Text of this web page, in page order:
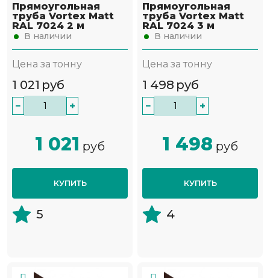
Прямоугольная
труба Vortex Matt
RAL 7024 2 м
В наличии
Цена за тонну
1 021 руб
− +
1 021 руб
КУПИТЬ
5
Прямоугольная
труба Vortex Matt
RAL 7024 3 м
В наличии
Цена за тонну
1 498 руб
− +
1 498 руб
КУПИТЬ
4